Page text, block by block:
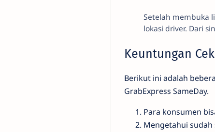
Setelah membuka
lokasi driver. Dari
Keuntungan
Berikut ini adalah
GrabExpress SameDay.
Para konsumen
Mengetahui